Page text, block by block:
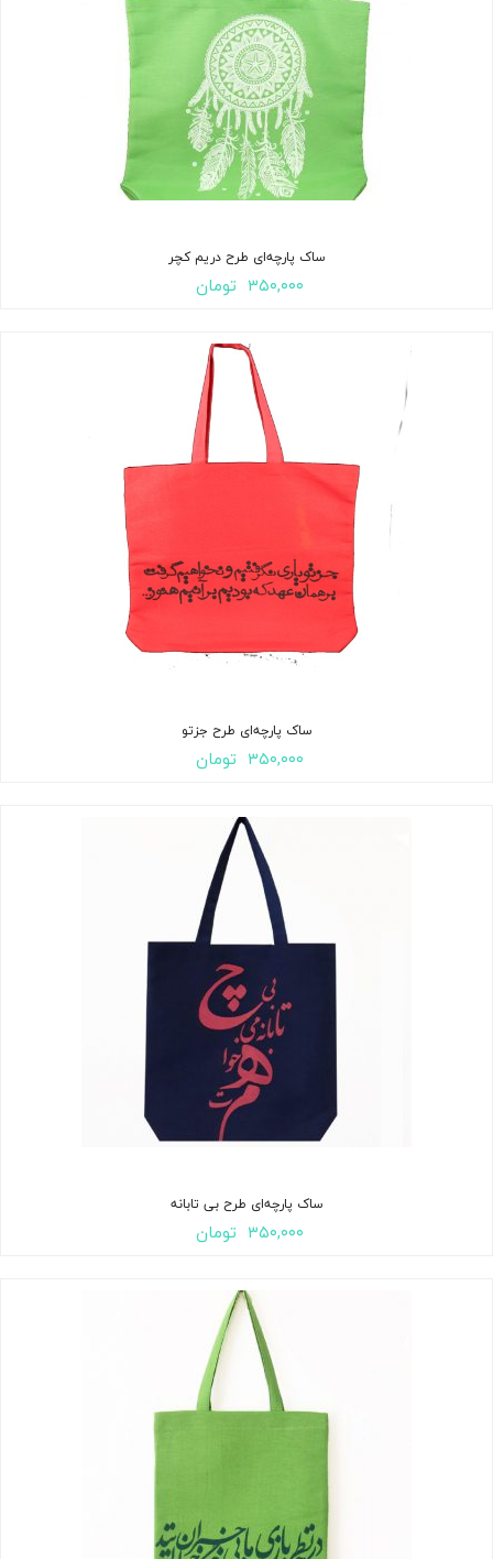
ساک پارچه‌ای طرح دریم کچر
۳۵۰,۰۰۰ تومان
ساک پارچه‌ای طرح جزتو
۳۵۰,۰۰۰ تومان
ساک پارچه‌ای طرح بی تابانه
۳۵۰,۰۰۰ تومان